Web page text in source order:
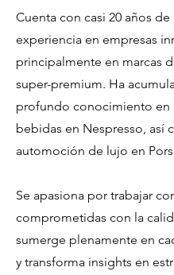
Cuenta con casi 20 años de
experiencia en empresas
principalmente en marcas
super-premium. Ha
profundo conocimiento en
bebidas en Nespresso, así
automoción de lujo en
Se apasiona por trabajar
comprometidas con la
sumerge plenamente en
y transforma insights en